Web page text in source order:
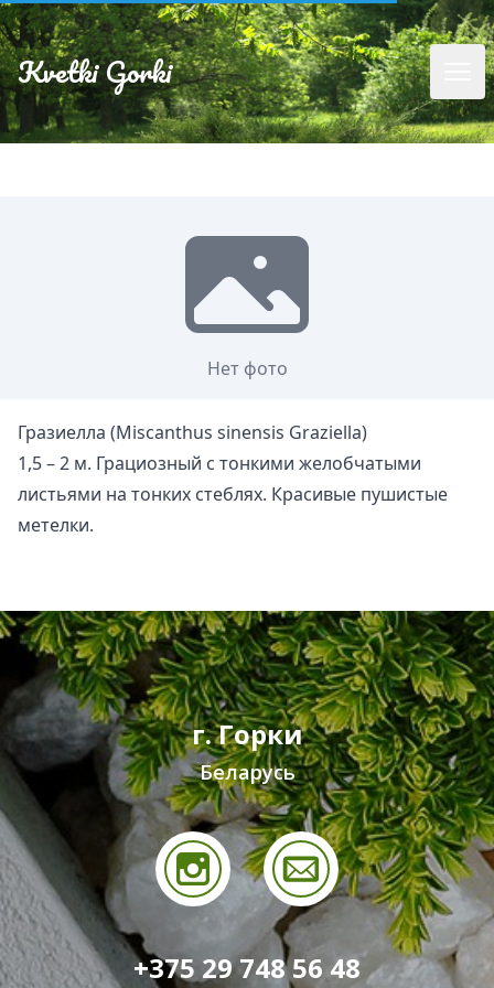
Kvetki Gorki
Нет фото
Гразиелла (Miscanthus sinensis Graziella)
1,5 – 2 м. Грациозный с тонкими желобчатыми
листьями на тонких стеблях. Красивые пушистые
метелки.
г. Горки
Беларусь
+375 29 748 56 48